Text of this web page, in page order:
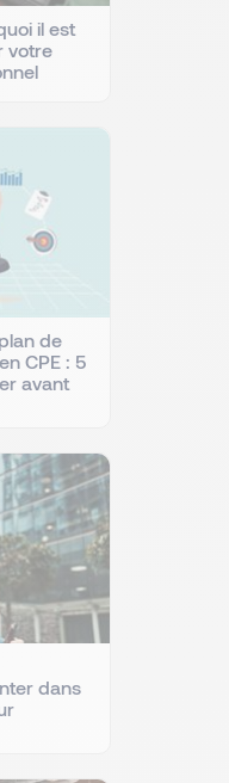
il est
votre
de
CPE : 5
avant
dans